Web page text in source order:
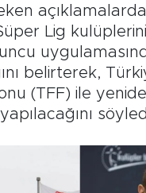
Lig
belirterek,
(TFF) ile
yapılacağını